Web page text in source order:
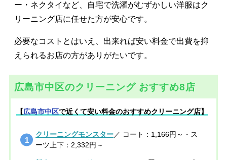
ー・ネクタイなど、自宅で洗濯がむずかしい洋服はク
リーニング店に任せた方が安心です。
必要なコストとはいえ、出来れば安い料金で出費を抑
えられるお店の方がありがたいです。
広島市中区のクリーニング おすすめ8店
【広島市中区で近くて安い料金のおすすめクリーニング店】
クリーニングモンスター／ コート：1,166円～・ス
ーツ上下：2,332円～